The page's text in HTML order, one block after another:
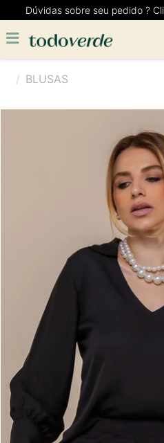
Dúvidas sobre seu pedido ?
BLUSAS